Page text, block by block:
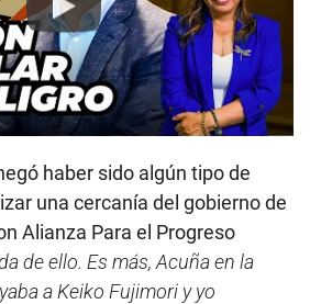
Play
haber sido algún tipo de
una cercanía del gobierno de
Alianza Para el Progreso
de ello. Es más, Acuña en la
a Keiko Fujimori y yo